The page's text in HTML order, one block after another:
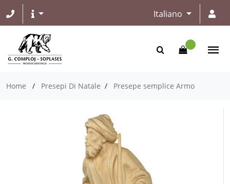
Italiano
Home / Presepi Di Natale / Presepe semplice Armo